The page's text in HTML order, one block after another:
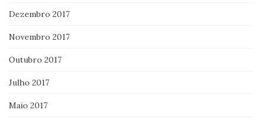
Dezembro 2017
Novembro 2017
Outubro 2017
Julho 2017
Maio 2017